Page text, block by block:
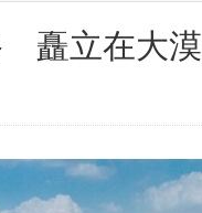
矗立在大